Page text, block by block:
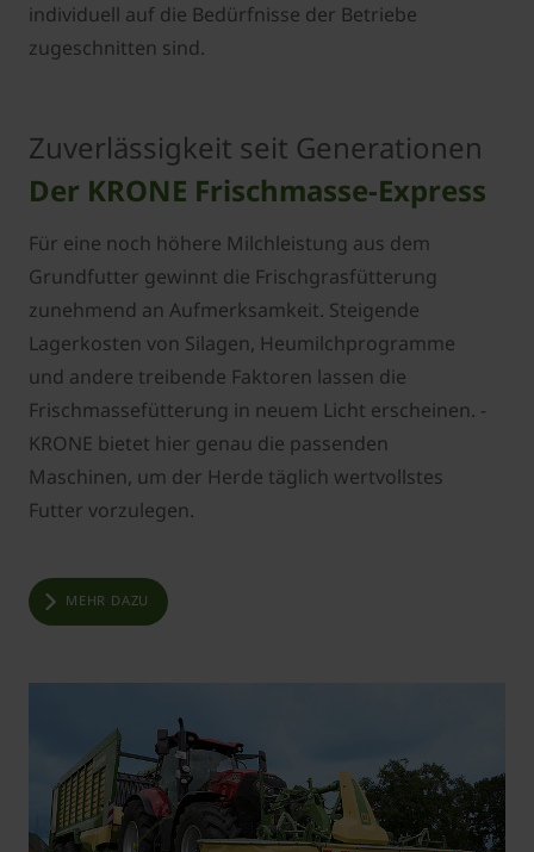
individuell auf die Bedürfnisse der Betriebe
zugeschnitten sind.
Zuverlässigkeit seit Generationen
Der KRONE Frischmasse-Express
Für eine noch höhere Milchleistung aus dem
Grundfutter gewinnt die Frischgrasfütterung
zunehmend an Aufmerksamkeit. Steigende
Lagerkosten von Silagen, Heumilchprogramme
und andere treibende Faktoren lassen die
Frischmassefütterung in neuem Licht erscheinen. ­
KRONE bietet hier genau die passenden
Maschinen, um der Herde täglich wertvollstes
Futter vorzulegen.
MEHR DAZU